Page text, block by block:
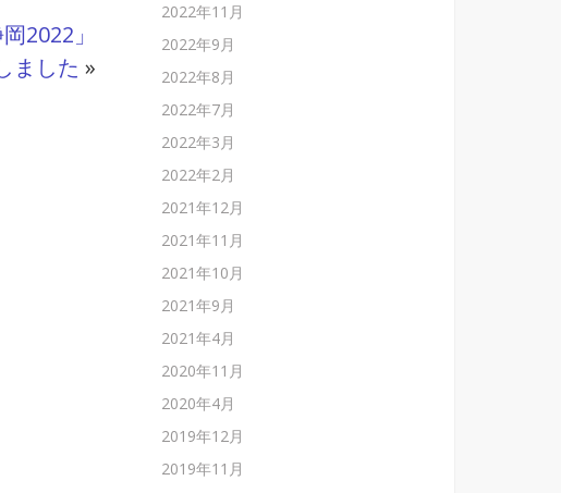
2022」
ました »
2022年11月
2022年9月
2022年8月
2022年7月
2022年3月
2022年2月
2021年12月
2021年11月
2021年10月
2021年9月
2021年4月
2020年11月
2020年4月
2019年12月
2019年11月